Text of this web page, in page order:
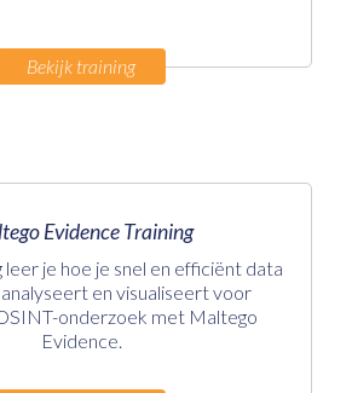
Bekijk training
Evidence Training
leer je hoe je snel en efficiënt data
en visualiseert voor
onderzoek met Maltego
Evidence.